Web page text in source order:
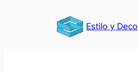
Estilo y